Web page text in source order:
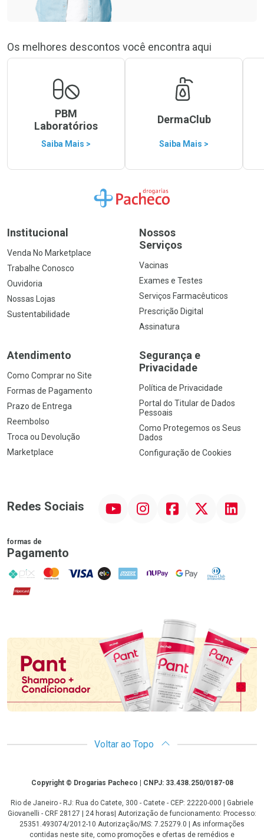
Os melhores descontos você encontra aqui
PBM
Laboratórios
Saiba Mais >
DermaClub
Saiba Mais >
Ir para a Home
Institucional
Venda No Marketplace
Trabalhe Conosco
Ouvidoria
Nossas Lojas
Sustentabilidade
Nossos
Serviços
Vacinas
Exames e Testes
Serviços Farmacêuticos
Prescrição Digital
Assinatura
Atendimento
Como Comprar no Site
Formas de Pagamento
Prazo de Entrega
Reembolso
Troca ou Devolução
Marketplace
Segurança e
Privacidade
Política de Privacidade
Portal do Titular de Dados
Pessoais
Como Protegemos os Seus
Dados
Configuração de Cookies
Redes Sociais InstagramFacebookTwitter Linkedin
formas de
Pagamento
PIX MasterCard
VISA ELO AMEX NuPay Google PayDiners Club
Hipercard
Promoção em Destaque
Voltar ao Topo
CopyrightCopyright © Drogarias Pacheco | CNPJ: 33.438.250/0187-08
Rio de Janeiro - RJ: Rua do Catete, 300 - Catete - CEP: 22220-000 | Gabriele
Giovanelli - CRF 28127 | 24 horas| Autorização de funcionamento: Processo:
25351.493074/2012-10 Autorização/MS: 7.25279.0 | As informações
contidas neste site, como promoções e ofertas de remédios e